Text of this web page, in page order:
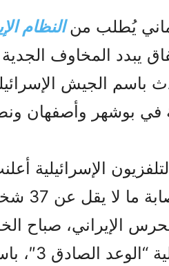
يُطلب منالنظام
يبدد المخاوف
باسم الجيش
في بوشهر وأصفهان
الإسرائيلية
37 شخصاً، 6 منهم في حالة حرجة.
رقم 12 للحرس الإيراني،
عشرة من